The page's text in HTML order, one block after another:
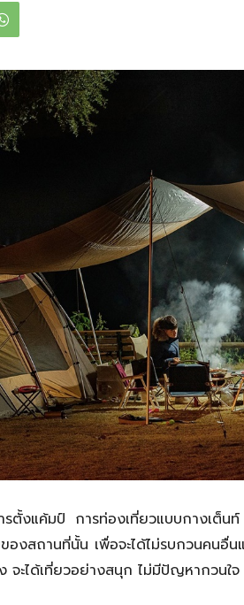
ตั้งแค้มป์ การท่องเที่ยวแบบกางเต็น
องสถานที่นั้น เพื่อจะได้ไม่รบกวนคนอื่น
ง จะได้เที่ยวอย่างสนุก ไม่มีปัญหากวนใจ